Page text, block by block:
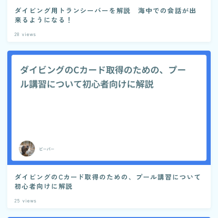
ダイビング用トランシーバーを解説 海中での会話が出
来るようになる！
28 views
ダイビングのCカード取得のための、プール講習について
初心者向けに解説
25 views